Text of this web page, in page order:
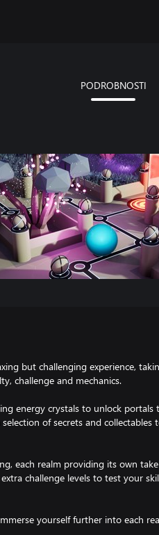
PODROBNOSTI
but challenging experience,
challenge and mechanics.
energy crystals to unlock portals
of secrets and collectables
each realm providing its own take
challenge levels to test your
yourself further into each